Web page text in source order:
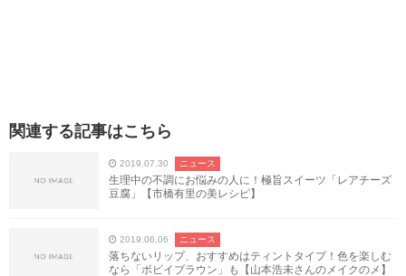
関連する記事はこちら
2019.07.30 ニュース
生理中の不調にお悩みの人に！極旨スイーツ「レアチーズ
豆腐」【市橋有里の美レシピ】
2019.06.06 ニュース
落ちないリップ、おすすめはティントタイプ！色を楽しむ
なら「ボビイブラウン」も【山本浩未さんのメイクのメ】